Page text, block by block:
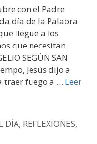
con el Padre
día de la Palabra
llegue a los
que necesitan
SEGÚN SAN
Jesús dijo a
traer fuego a … Leer
DÍA, REFLEXIONES,